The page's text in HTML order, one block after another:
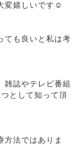
変嬉しいです☺
ても良いと私は考
雑誌やテレビ番組
として知って頂
方法ではありま